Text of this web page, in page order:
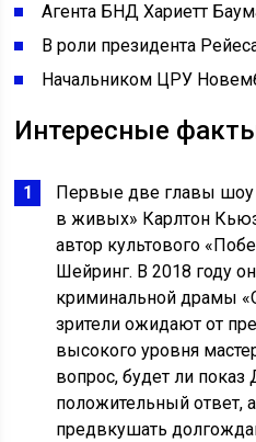
Агента БНД Хариетт
В роли президента
Начальником ЦРУ
Интересные
Первые две главы шоу
в живых» Карлтон
автор культового
Шейринг. В 2018 году
криминальной драмы
зрители ожидают от
высокого уровня
вопрос, будет ли
положительный ответ,
предвкушать